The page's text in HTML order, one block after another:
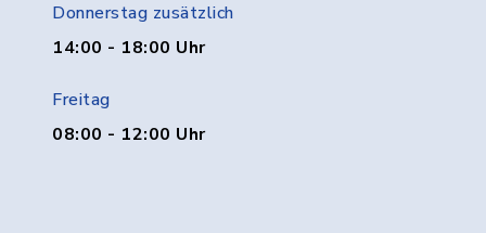
Donnerstag zusätzlich
14:00 - 18:00 Uhr
Freitag
08:00 - 12:00 Uhr